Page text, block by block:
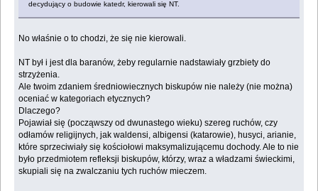
decydujący o budowie katedr, kierowali się NT.
No właśnie o to chodzi, że się nie kierowali.
NT był i jest dla baranów, żeby regularnie nadstawiały grzbiety do
strzyżenia.
Ale twoim zdaniem średniowiecznych biskupów nie należy (nie można)
oceniać w kategoriach etycznych?
Dlaczego?
Pojawiał się (począwszy od dwunastego wieku) szereg ruchów, czy
odłamów religijnych, jak waldensi, albigensi (katarowie), husyci, arianie,
które sprzeciwiały się kościołowi maksymalizującemu dochody. Ale to nie
było przedmiotem refleksji biskupów, którzy, wraz a władzami świeckimi,
skupiali się na zwalczaniu tych ruchów mieczem.